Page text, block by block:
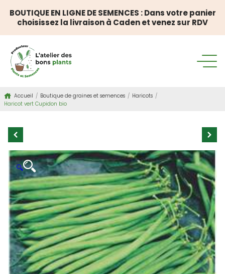
BOUTIQUE EN LIGNE DE SEMENCES : Dans votre panier
choisissez la livraison à Caden et venez sur RDV
Accueil / Boutique de graines et semences / Haricots /
Haricot vert Cupidon bio
🔍